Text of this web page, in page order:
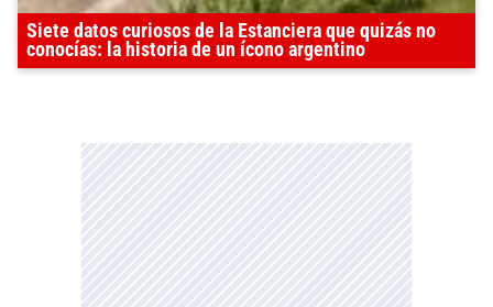
Siete datos curiosos de la Estanciera que quizás no
conocías: la historia de un ícono argentino